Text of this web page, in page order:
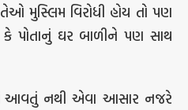
વિરોધી હોય તો પણ
કે પોતાનું ઘર બાળીને પણ સાથ
આવતું નથી એવા આસાર નજરે